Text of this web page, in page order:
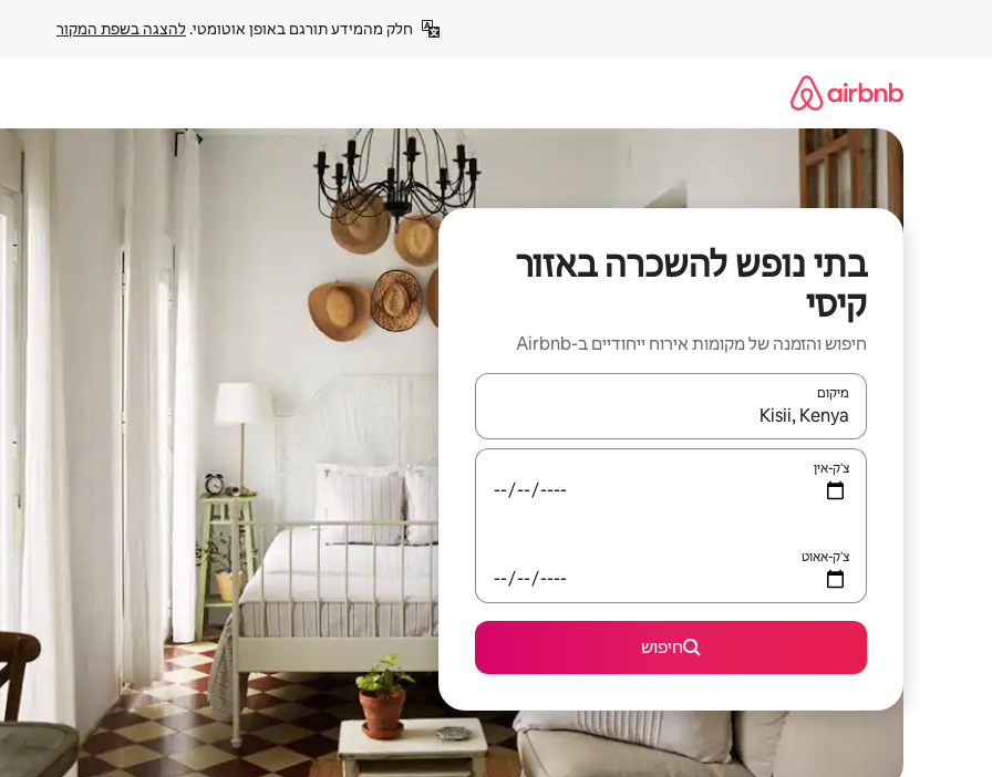
חלק מהמידע תורגם באופן אוטומטי. להצגה בשפת המקור
בתי נופש להשכרה באזור
קיסי
חיפוש והזמנה של מקומות אירוח ייחודיים ב-Airbnb
מיקום
כאשר התוצאות יהיו זמינות, יש לנווט עם מקשי החיצים למעלה ולמטה או לעיין בעזרת תנועות מגע או החלקה.
צ'ק-אין
צ'ק-אאוט
חיפוש